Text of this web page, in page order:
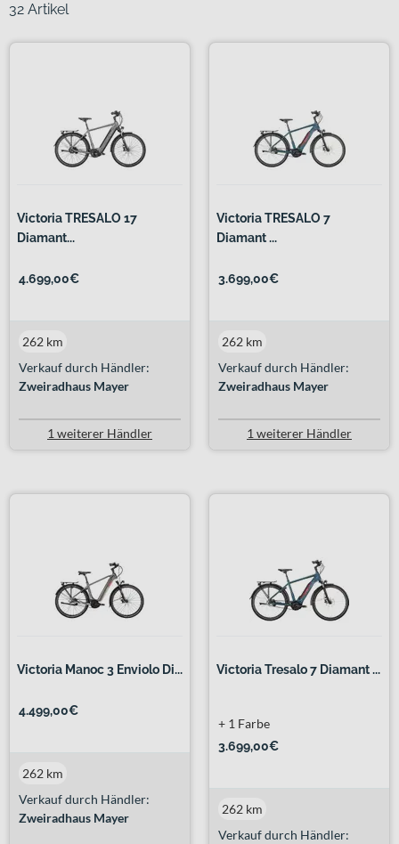
32 Artikel
Victoria TRESALO 17
Diamant...
4.699,00€
Verkauf durch Händler:
Zweiradhaus Mayer
262 km
1 weiterer Händler
Victoria TRESALO 7
Diamant ...
3.699,00€
Verkauf durch Händler:
Zweiradhaus Mayer
262 km
1 weiterer Händler
Victoria Manoc 3 Enviolo Di...
4.499,00€
Verkauf durch Händler:
Zweiradhaus Mayer
262 km
Victoria Tresalo 7 Diamant ...
3.699,00€
+ 1 Farbe
Verkauf durch Händler:
262 km